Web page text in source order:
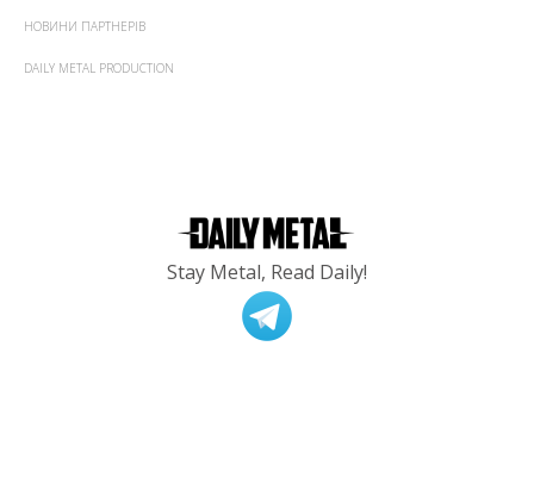
НОВИНИ ПАРТНЕРІВ
DAILY METAL PRODUCTION
Stay Metal, Read Daily!